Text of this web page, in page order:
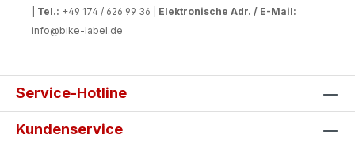
Tel.: +49 174 / 626 99 36 | Elektronische Adr. / E-Mail:
info@bike-label.de
Service-Hotline
Kundenservice